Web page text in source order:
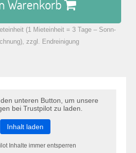
Warenkorb
hinzugefügt.
(1 Mieteinheit = 3 Tage – Sonn-
zzgl. Endreinigung
unteren Button, um unsere
bei Trustpilot zu laden.
Inhalt laden
Inhalte immer entsperren